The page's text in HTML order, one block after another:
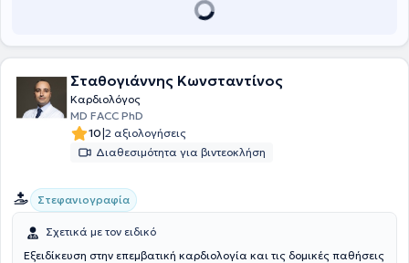
Σταθογιάννης Κωνσταντίνος
Καρδιολόγος
MD FACC PhD
10|2 αξιολογήσεις
Διαθεσιμότητα για βιντεοκλήση
Στεφανιογραφία
Σχετικά με τον ειδικό
Εξειδίκευση στην επεμβατική καρδιολογία και τις δομικές παθήσεις